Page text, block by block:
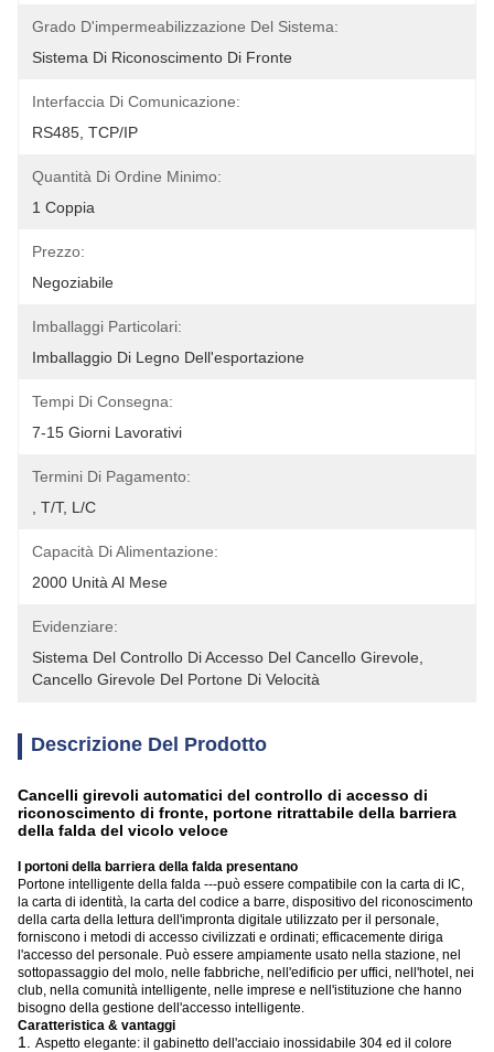
Grado D'impermeabilizzazione Del Sistema:
Sistema Di Riconoscimento Di Fronte
Interfaccia Di Comunicazione:
RS485, TCP/IP
Quantità Di Ordine Minimo:
1 Coppia
Prezzo:
Negoziabile
Imballaggi Particolari:
Imballaggio Di Legno Dell'esportazione
Tempi Di Consegna:
7-15 Giorni Lavorativi
Termini Di Pagamento:
, T/T, L/C
Capacità Di Alimentazione:
2000 Unità Al Mese
Evidenziare:
Sistema Del Controllo Di Accesso Del Cancello Girevole
Cancello Girevole Del Portone Di Velocità
Descrizione Del Prodotto
Cancelli girevoli automatici del controllo di accesso di
riconoscimento di fronte, portone ritrattabile della barriera
della falda del vicolo veloce
I portoni della barriera della falda presentano
Portone intelligente della falda ---può essere compatibile con la carta di IC,
la carta di identità, la carta del codice a barre, dispositivo del riconoscimento
della carta della lettura dell'impronta digitale utilizzato per il personale,
forniscono i metodi di accesso civilizzati e ordinati; efficacemente diriga
l'accesso del personale. Può essere ampiamente usato nella stazione, nel
sottopassaggio del molo, nelle fabbriche, nell'edificio per uffici, nell'hotel, nei
club, nella comunità intelligente, nelle imprese e nell'istituzione che hanno
bisogno della gestione dell'accesso intelligente.
Caratteristica & vantaggi
1. Aspetto elegante: il gabinetto dell'acciaio inossidabile 304 ed il colore